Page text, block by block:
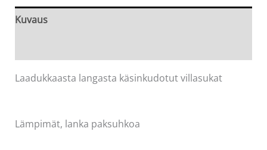
42-
Kuvaus
Laadukkaasta langasta käsinkudotut villasukat
Lämpimät, lanka paksuhkoa